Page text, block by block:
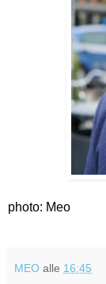
photo: Meo
MEO alle 16:45